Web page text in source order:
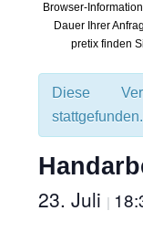
Browser-
Dauer Ihrer
pretix finden
Diese
stattgefunden.
23. Juli |